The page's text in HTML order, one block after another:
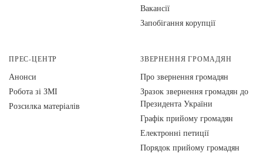
Вакансії
Запобігання корупції
ПРЕС-ЦЕНТР
Анонси
Робота зі ЗМІ
Розсилка матеріалів
ЗВЕРНЕННЯ ГРОМАДЯН
Про звернення громадян
Зразок звернення громадян до
Президента України
Графік прийому громадян
Електронні петиції
Порядок прийому громадян